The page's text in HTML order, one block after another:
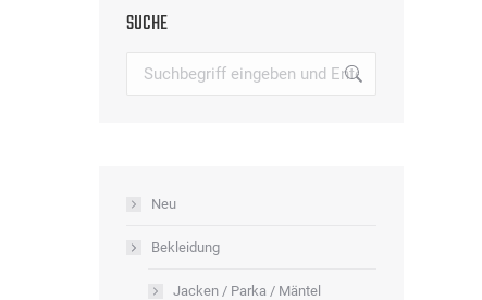
SUCHE
Neu
Bekleidung
Jacken / Parka / Mäntel